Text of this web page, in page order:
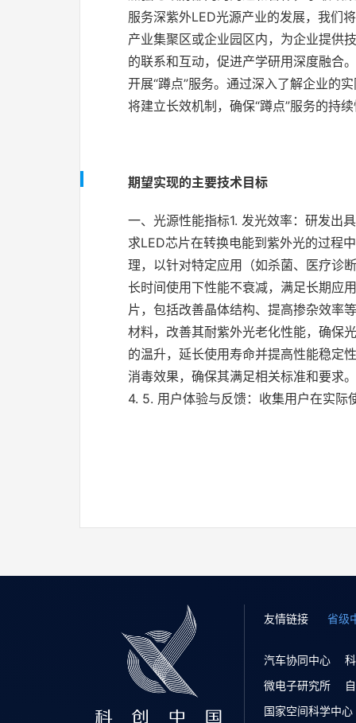
服务深紫外LED光源产业的发展，我们
产业集聚区或企业园区内，为企业提供
的联系和互动，促进产学研用深度融合
开展“蹲点”服务。通过深入了解企业的
将建立长效机制，确保“蹲点”服务的持
期望实现的主要技术目标
一、光源性能指标1. 发光效率：研发出
求LED芯片在转换电能到紫外光的过程
理，以针对特定应用（如杀菌、医疗诊
长时间使用下性能不衰减，满足长期应
片，包括改善晶体结构、提高掺杂效率
材料，改善其耐紫外光老化性能，确保
的温升，延长使用寿命并提高性能稳定
消毒效果，确保其满足相关标准和要求
4. 5. 用户体验与反馈：收集用户在实
友情链接 省级
汽车协同中心
微电子研究所
国家空间科学中心